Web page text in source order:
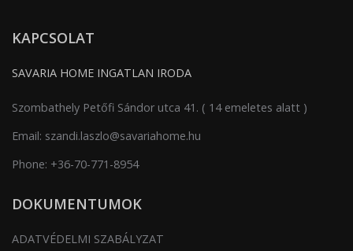
KAPCSOLAT
SAVARIA HOME INGATLAN IRODA
Szombathely Petőfi Sándor utca 41. ( 14 emeletes alatt )
Email: szandi.laszlo@savariahome.hu
Phone: +36-70-771-8954
DOKUMENTUMOK
ADATVÉDELMI SZABÁLYZAT